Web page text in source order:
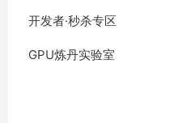
开发者·秒杀专区
GPU炼丹实验室